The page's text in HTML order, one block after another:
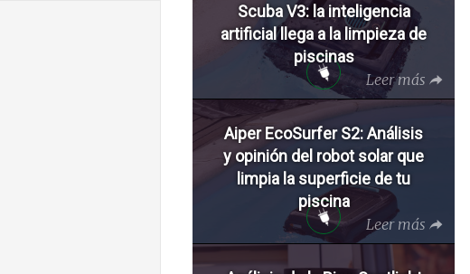
Scuba V3: la inteligencia
artificial llega a la limpieza de
piscinas
Leer más
Aiper EcoSurfer S2: Análisis
y opinión del robot solar que
limpia la superficie de tu
piscina
Leer más